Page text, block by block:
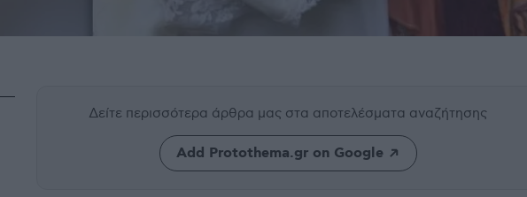
Δείτε περισσότερα άρθρα μας στα αποτελέσματα αναζήτησης
Add Protothema.gr on Google